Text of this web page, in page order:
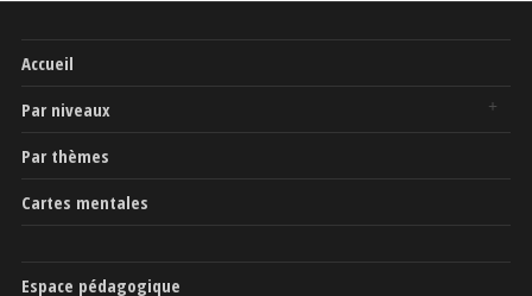
Accueil
Par niveaux
Par thèmes
Cartes mentales
Espace pédagogique